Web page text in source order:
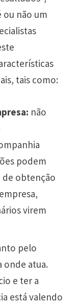
ou não um
tais como:
não
podem
de obtenção
virem
pelo
onde atua.
e ter a
está valendo